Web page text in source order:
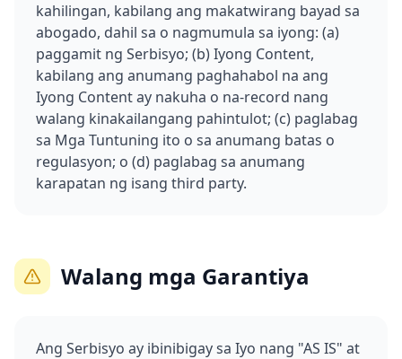
kahilingan, kabilang ang makatwirang bayad sa
abogado, dahil sa o nagmumula sa iyong: (a)
paggamit ng Serbisyo; (b) Iyong Content,
kabilang ang anumang paghahabol na ang
Iyong Content ay nakuha o na-record nang
walang kinakailangang pahintulot; (c) paglabag
sa Mga Tuntuning ito o sa anumang batas o
regulasyon; o (d) paglabag sa anumang
karapatan ng isang third party.
Walang mga Garantiya
Ang Serbisyo ay ibinibigay sa Iyo nang "AS IS" at